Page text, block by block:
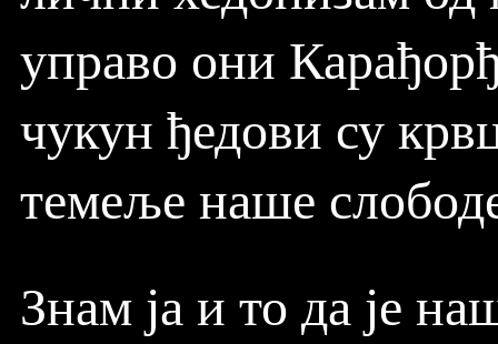
управо они
чукун ђедови су
темеље наше
Знам ја и то да је